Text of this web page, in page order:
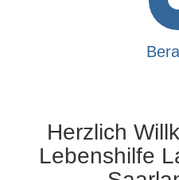
Herzlich
Lebenshilfe